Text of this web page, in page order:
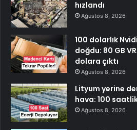
hızlandı
Ağustos 8, 2026
100 dolarlık
doğdu: 80 GB
dolara çıktı
Ağustos 8, 2026
Lityum yerine
hava: 100
Ağustos 8, 2026